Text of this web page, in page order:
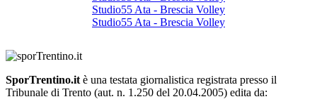
Studio55 Ata - Brescia Volley
Studio55 Ata - Brescia Volley
SporTrentino.it è una testata giornalistica registrata presso il
Tribunale di Trento (aut. n. 1.250 del 20.04.2005) edita da: